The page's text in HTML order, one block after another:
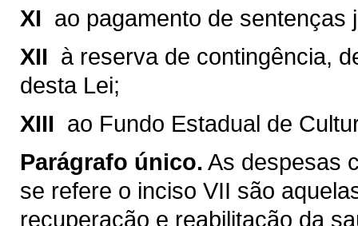
XI  ao pagamento de sentenças
XII  à reserva de contingência,
desta Lei;
XIII  ao Fundo Estadual de
Parágrafo único. As despesas
se refere o inciso VII são
recuperação e reabilitação da